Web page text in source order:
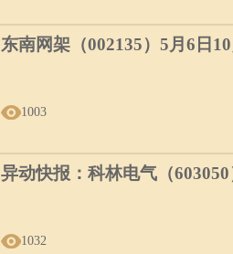
东南网架（002135）5月6日
1003
异动快报：科林电气（
1032